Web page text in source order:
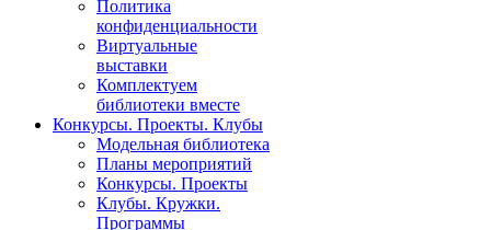
Политика
конфиденциальности
Виртуальные
выставки
Комплектуем
библиотеки вместе
Конкурсы. Проекты. Клубы
Модельная библиотека
Планы мероприятий
Конкурсы. Проекты
Клубы. Кружки.
Программы